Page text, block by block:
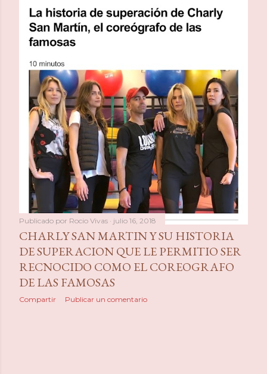
Publicado por Rocio Vivas julio 16, 2018
CHARLY SAN MARTIN Y SU HISTORIA
DE SUPERACION QUE LE PERMITIO SER
RECNOCIDO COMO EL COREOGRAFO
DE LAS FAMOSAS
Compartir Publicar un comentario